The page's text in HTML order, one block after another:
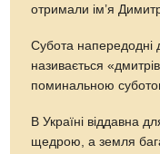
отримали ім’я
Субота напередодні
називається
поминальною
В Україні віддавна
щедрою, а земля